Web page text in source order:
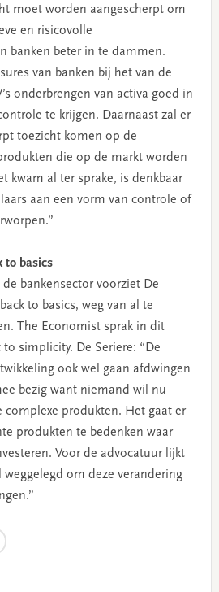
moet worden aangescherpt om
en risicovolle
banken beter in te dammen.
van banken bij het van de
onderbrengen van activa goed in
te krijgen. Daarnaast zal er
toezicht komen op de
die op de markt worden
kwam al ter sprake, is denkbaar
aan een vorm van controle of
to basics
bankensector voorziet De
to basics, weg van al te
The Economist sprak in dit
simplicity. De Seriere: “De
ook wel gaan afdwingen
bezig want niemand wil nu
complexe produkten. Het gaat er
produkten te bedenken waar
Voor de advocatuur lijkt
om deze verandering